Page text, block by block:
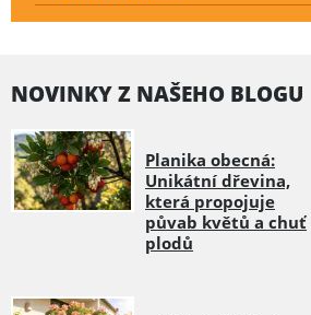
NOVINKY Z NAŠEHO BLOGU
Planika obecná:
Unikátní dřevina,
která propojuje
půvab květů a chuť
plodů